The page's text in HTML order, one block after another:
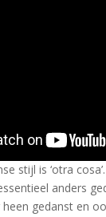
stijl is ‘otra
anders
gedanst en